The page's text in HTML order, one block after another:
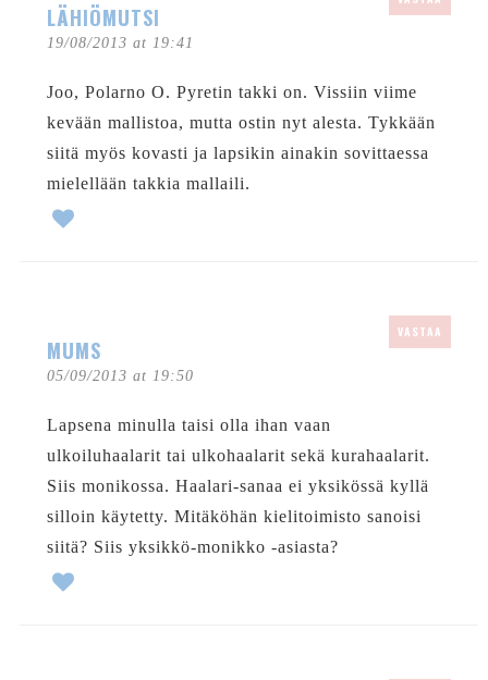
LÄHIÖMUTSI
19/08/2013 at 19:41
Joo, Polarno O. Pyretin takki on. Vissiin viime
kevään mallistoa, mutta ostin nyt alesta. Tykkään
siitä myös kovasti ja lapsikin ainakin sovittaessa
mielellään takkia mallaili.
MUMS
05/09/2013 at 19:50
VASTAA
Lapsena minulla taisi olla ihan vaan
ulkoiluhaalarit tai ulkohaalarit sekä kurahaalarit.
Siis monikossa. Haalari-sanaa ei yksikössä kyllä
silloin käytetty. Mitäköhän kielitoimisto sanoisi
siitä? Siis yksikkö-monikko -asiasta?